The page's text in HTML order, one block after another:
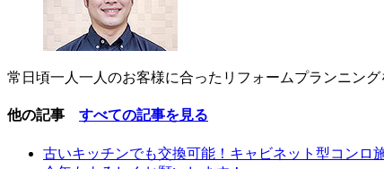
常日頃一人一人のお客様に合ったリフォームプランニン
他の記事 すべての記事を見る
古いキッチンでも交換可能！キャビネット型コンロ